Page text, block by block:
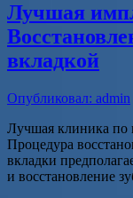
Лучшая
вкладкой
Опубликовал: admin
Лучшая клиника по
Процедура
вкладки
и восстановление